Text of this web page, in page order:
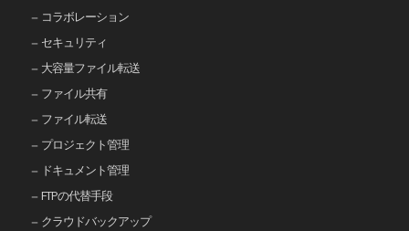
コラボレーション
セキュリティ
大容量ファイル転送
ファイル共有
ファイル転送
プロジェクト管理
ドキュメント管理
FTPの代替手段
クラウドバックアップ